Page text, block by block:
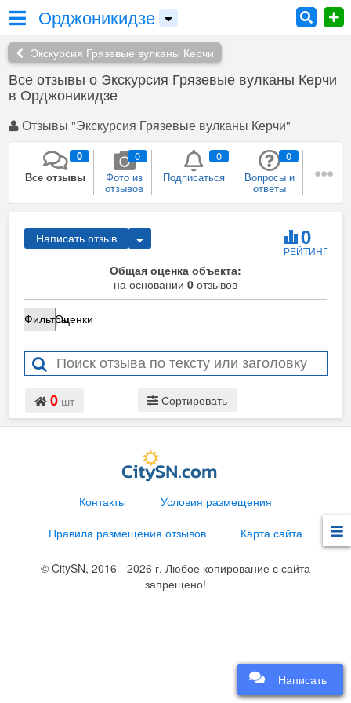
Орджоникидзе
Экскурсия Грязевые вулканы Керчи
Написать
Написать
Все отзывы о Экскурсия Грязевые вулканы Керчи
в Орджоникидзе
Отзывы "Экскурсия Грязевые вулканы Керчи"
0
Все отзывы
0
Фото из
отзывов
0
Подписаться
0
Вопросы и
ответы
0
Плюсы и
минусы
0
Рекомендации
0
0
Собираюсь
сюда
Я
Написать отзыв 0
РЕЙТИНГ
Общая оценка объекта:
на основании 0 отзывов
ФильтрыОценки
0 шт Сортировать
Контакты
Условия размещения
Правила размещения отзывов
Карта сайта
© CitySN, 2016 - 2026 г. Любое копирование с сайта
запрещено!